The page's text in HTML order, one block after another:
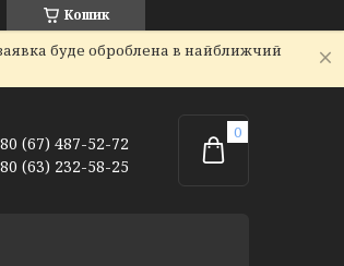
Кошик
буде оброблена в найближчий
(67) 487-52-72
(63) 232-58-25